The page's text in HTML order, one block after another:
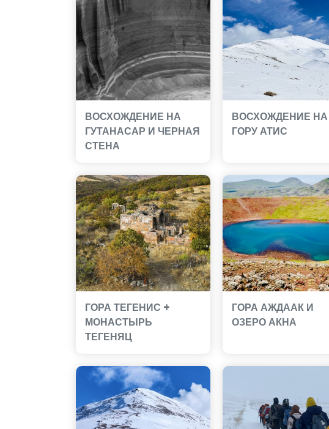
ВОСХОЖДЕНИЕ НА
ГУТАНАСАР И ЧЕРНАЯ
СТЕНА
ВОСХОЖДЕНИЕ НА
ГОРУ АТИС
ГОРА ТЕГЕНИС +
МОНАСТЫРЬ
ТЕГЕНЯЦ
ГОРА АЖДААК И
ОЗЕРО АКНА